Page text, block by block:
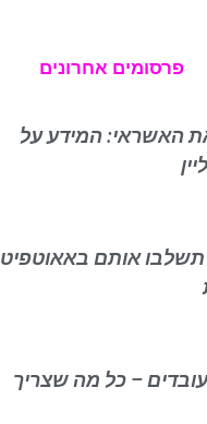
פרסומים אחרונים
האשראי: המידע על
תשלבו אותם באאוטפיט
עובדים – כל מה שצריך